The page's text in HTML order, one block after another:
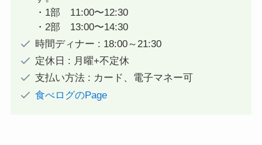
・1部 11:00〜12:30
・2部 13:00〜14:30
時間ディナー : 18:00～21:30
定休日 : 月曜+不定休
支払い方法 : カード、電子マネー可
食べログのPage